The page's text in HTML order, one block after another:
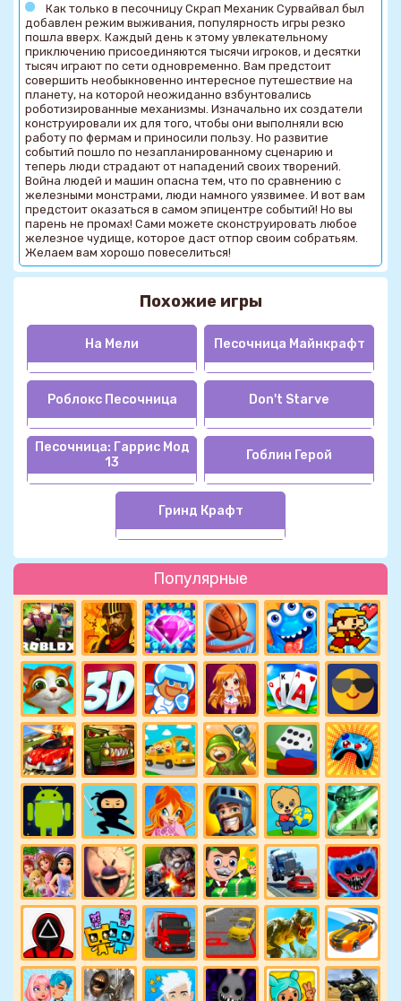
Популярные
Как только в песочницу Скрап Механик Сурвайвал был
добавлен режим выживания, популярность игры резко
пошла вверх. Каждый день к этому увлекательному
приключению присоединяются тысячи игроков, и десятки
тысяч играют по сети одновременно. Вам предстоит
совершить необыкновенно интересное путешествие на
планету, на которой неожиданно взбунтовались
роботизированные механизмы. Изначально их создатели
конструировали их для того, чтобы они выполняли всю
работу по фермам и приносили пользу. Но развитие
событий пошло по незапланированному сценарию и
теперь люди страдают от нападений своих творений.
Война людей и машин опасна тем, что по сравнению с
железными монстрами, люди намного уязвимее. И вот вам
предстоит оказаться в самом эпицентре событий! Но вы
парень не промах! Сами можете сконструировать любое
железное чудище, которое даст отпор своим собратьям.
Желаем вам хорошо повеселиться!
Похожие игры
На Мели Песочница Майнкрафт
Роблокс Песочница Don't Starve
Песочница: Гаррис Мод
13
Гоблин Герой
Гринд Крафт